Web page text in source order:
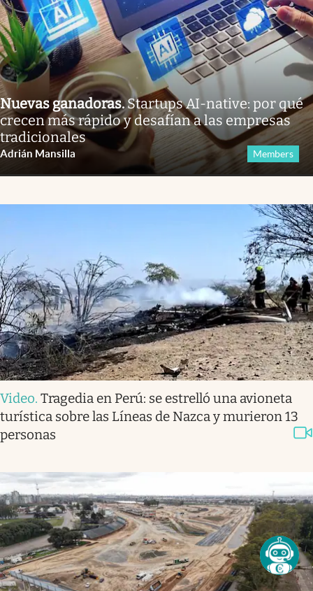
Nuevas ganadoras.Startups AI-native: por qué
crecen más rápido y desafían a las empresas
tradicionales
Adrián Mansilla Members
Video. Tragedia en Perú: se estrelló una avioneta
turística sobre las Líneas de Nazca y murieron 13
personas